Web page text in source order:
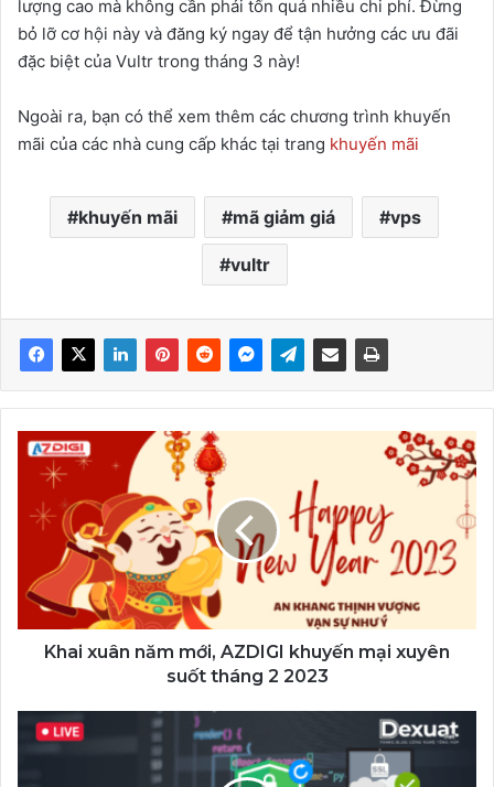
lượng cao mà không cần phải tốn quá nhiều chi phí. Đừng
bỏ lỡ cơ hội này và đăng ký ngay để tận hưởng các ưu đãi
đặc biệt của Vultr trong tháng 3 này!
Ngoài ra, bạn có thể xem thêm các chương trình khuyến
mãi của các nhà cung cấp khác tại trang khuyến mãi
khuyến mãi mã giảm giá vps
vultr
Khai
xuân
mới,
AZDIGI
khuyến
mại
xuyên
suốt
thángKhai xuân năm mới, AZDIGI khuyến mại xuyên
suốt tháng 2 2023
Những
điều